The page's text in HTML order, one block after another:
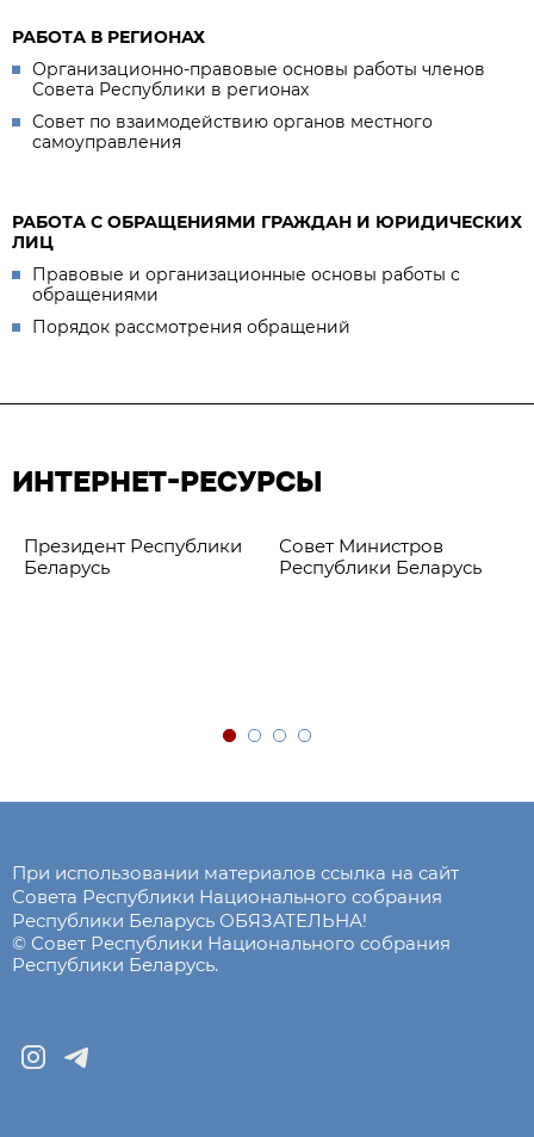
РАБОТА В РЕГИОНАХ
Организационно-правовые основы работы членов
Совета Республики в регионах
Совет по взаимодействию органов местного
самоуправления
РАБОТА С ОБРАЩЕНИЯМИ ГРАЖДАН И ЮРИДИЧЕСКИХ
ЛИЦ
Правовые и организационные основы работы с
обращениями
Порядок рассмотрения обращений
ИНТЕРНЕТ-РЕСУРСЫ
Президент Республики
Беларусь
Совет Министров
Республики Беларусь
При использовании материалов ссылка на сайт
Совета Республики Национального собрания
Республики Беларусь ОБЯЗАТЕЛЬНА!
© Совет Республики Национального собрания
Республики Беларусь.